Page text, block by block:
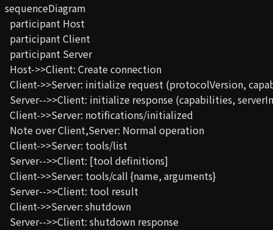
sequenceDiagram
  participant Host
  participant Client
  participant Server
  Host->>Client: Create connection
Client->>Server: initialize request (protocolVersion,
Server-->>Client: initialize response (capabilities,
  Client->>Server: notifications/initialized
  Note over Client,Server: Normal operation
  Client->>Server: tools/list
  Server-->>Client: [tool definitions]
  Client->>Server: tools/call {name, arguments}
  Server-->>Client: tool result
  Client->>Server: shutdown
  Server-->>Client: shutdown response